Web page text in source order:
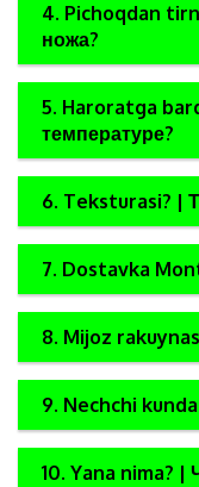
4. Pichoqdan
ножа?
5. Haroratga
температуре?
6. Teksturasi? |
7. Dostavka
8. Mijoz
9. Nechchi
10. Yana nima? |